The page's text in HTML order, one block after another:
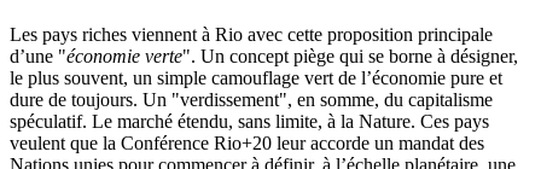
Les pays riches viennent à Rio avec cette proposition principale
d’une "économie verte". Un concept piège qui se borne à désigner,
le plus souvent, un simple camouflage vert de l’économie pure et
dure de toujours. Un "verdissement", en somme, du capitalisme
spéculatif. Le marché étendu, sans limite, à la Nature. Ces pays
veulent que la Conférence Rio+20 leur accorde un mandat des
Nations unies pour commencer à définir, à l’échelle planétaire, une